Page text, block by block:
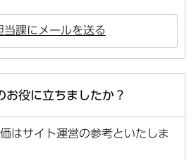
当課にメールを送る
お役に立ちましたか？
はサイト運営の参考といたしま